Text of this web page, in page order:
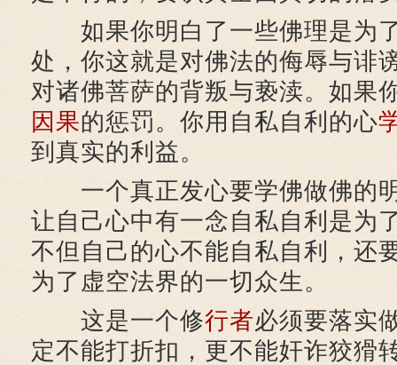
如果你明白了一些佛理是为
处，你这就是对佛法的侮辱与诽
对诸佛菩萨的背叛与亵渎。如果
因果的惩罚。你用自私自利的心
到真实的利益。
一个真正发心要学佛做佛的
让自己心中有一念自私自利是为
不但自己的心不能自私自利，还
为了虚空法界的一切众生。
这是一个修行者必须要落实
定不能打折扣，更不能奸诈狡猾